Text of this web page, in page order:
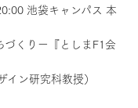
池袋キャンパス 本
くりー『としまF1会
ン研究科教授）